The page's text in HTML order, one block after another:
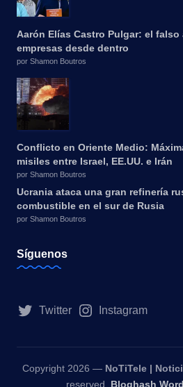
Aarón Elías Castro Pulgar: el
empresas desde dentro
por Shamon Boutros
Conflicto en Oriente Medio:
misiles entre Israel, EE.UU. e Irán
por Shamon Boutros
Ucrania ataca una gran refinería
combustible en el sur de Rusia
por Shamon Boutros
Síguenos
Twitter Instagram
Copyright 2026 — NoTiTele |
reserved. Bloghash